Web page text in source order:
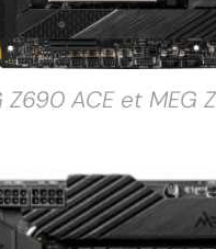
Z690 ACE et MEG